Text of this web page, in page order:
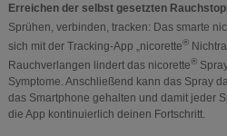
Erreichen der selbst gesetzten
Sprühen, verbinden, tracken: Das smarte
sich mit der Tracking-App „nicorette®
Rauchverlangen lindert das nicorette®
Symptome. Anschließend kann das Spray
das Smartphone gehalten und damit jeder
die App kontinuierlich deinen Fortschritt.